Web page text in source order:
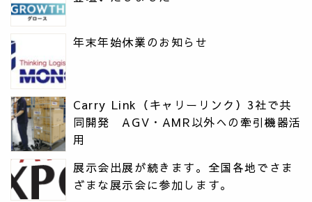
年末年始休業のお知らせ
Carry Link（キャリーリンク）3社で共
同開発 AGV・AMR以外への牽引機器活
用
展示会出展が続きます。全国各地でさま
ざまな展示会に参加します。